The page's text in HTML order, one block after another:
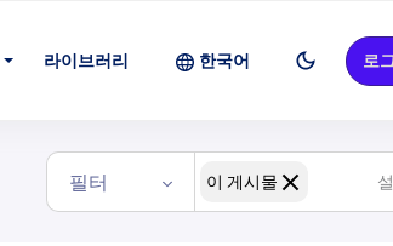
라이브러리 한국어 로
필터 이 게시물